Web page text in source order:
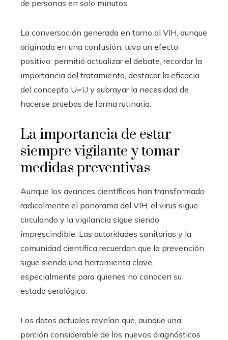
de personas en solo minutos.
La conversación generada en torno al VIH, aunque
originada en una confusión, tuvo un efecto
positivo: permitió actualizar el debate, recordar la
importancia del tratamiento, destacar la eficacia
del concepto U=U y subrayar la necesidad de
hacerse pruebas de forma rutinaria.
La importancia de estar
siempre vigilante y tomar
medidas preventivas
Aunque los avances científicos han transformado
radicalmente el panorama del VIH, el virus sigue
circulando y la vigilancia sigue siendo
imprescindible. Las autoridades sanitarias y la
comunidad científica recuerdan que la prevención
sigue siendo una herramienta clave,
especialmente para quienes no conocen su
estado serológico.
Los datos actuales revelan que, aunque una
porción considerable de los nuevos diagnósticos